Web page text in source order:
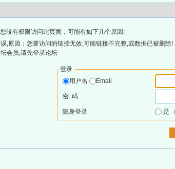
没有权限访问此页面，可能有如下几个原因:
,原因：您要访问的链接无效,可能链接不完整,或数据已被删除!
会员,请先登录论坛
登录
用户名
Email
密 码
隐身登录 是